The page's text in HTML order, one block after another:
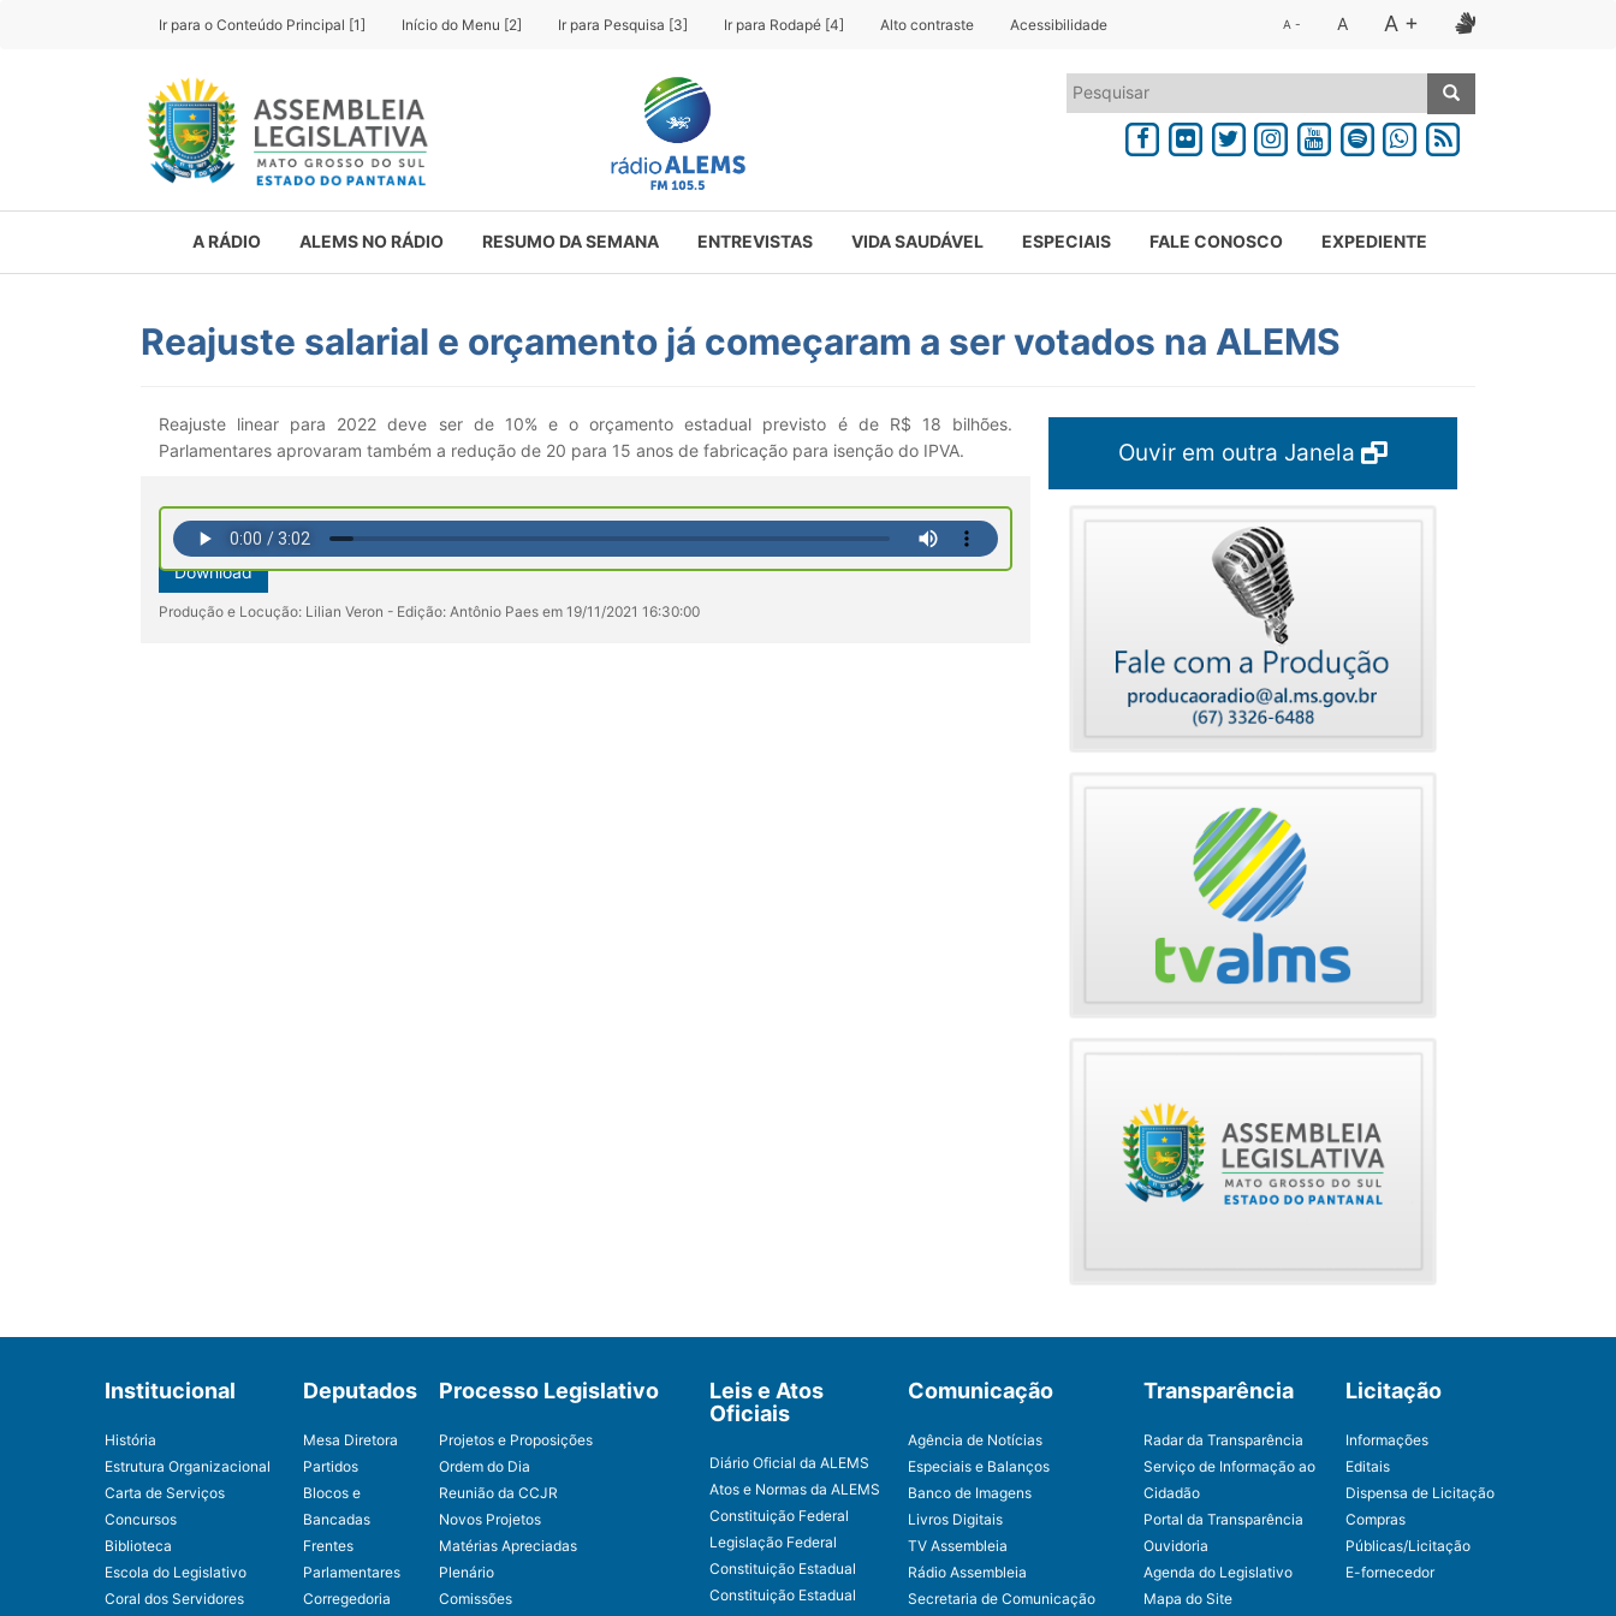
Ir para o Conteúdo Principal [1] Início do Menu [2] Ir para Pesquisa [3] Ir para Rodapé [4] Alto contraste Acessibilidade A - A A +
A RÁDIO ALEMS NO RÁDIO RESUMO DA SEMANA ENTREVISTAS VIDA SAUDÁVEL ESPECIAIS FALE CONOSCO EXPEDIENTE
Reajuste salarial e orçamento já começaram a ser votados na ALEMS
Reajuste linear para 2022 deve ser de 10% e o orçamento estadual previsto é de R$ 18 bilhões.
Parlamentares aprovaram também a redução de 20 para 15 anos de fabricação para isenção do IPVA.
Download
Produção e Locução: Lilian Veron - Edição: Antônio Paes em 19/11/2021 16:30:00
Ouvir em outra Janela
Institucional
História
Estrutura Organizacional
Carta de Serviços
Concursos
Biblioteca
Escola do Legislativo
Coral dos Servidores
Deputados
Mesa Diretora
Partidos
Blocos e
Bancadas
Frentes
Parlamentares
Corregedoria
Processo Legislativo
Projetos e Proposições
Ordem do Dia
Reunião da CCJR
Novos Projetos
Matérias Apreciadas
Plenário
Comissões
Leis e Atos
Oficiais
Diário Oficial da ALEMS
Atos e Normas da ALEMS
Constituição Federal
Legislação Federal
Constituição Estadual
Constituição Estadual
Comunicação
Agência de Notícias
Especiais e Balanços
Banco de Imagens
Livros Digitais
TV Assembleia
Rádio Assembleia
Secretaria de Comunicação
Transparência
Radar da Transparência
Serviço de Informação ao
Cidadão
Portal da Transparência
Ouvidoria
Agenda do Legislativo
Mapa do Site
Licitação
Informações
Editais
Dispensa de Licitação
Compras
Públicas/Licitação
E-fornecedor